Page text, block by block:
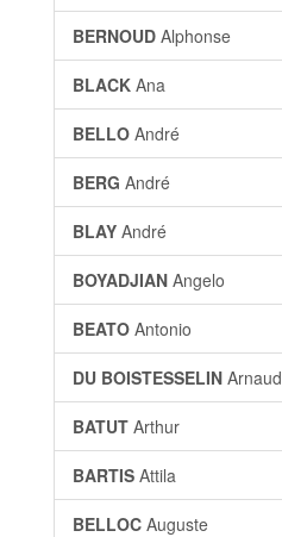
BERNOUD Alphonse
BLACK Ana
BELLO André
BERG André
BLAY André
BOYADJIAN Angelo
BEATO Antonio
DU BOISTESSELIN Arnaud
BATUT Arthur
BARTIS Attila
BELLOC Auguste